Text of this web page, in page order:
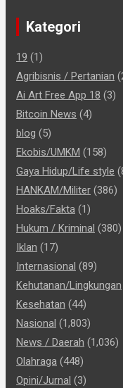
Kategori
19 (1)
Agribisnis / Pertanian
Ai Art Free App 18 (3)
Bitcoin News (4)
blog (5)
Ekobis/UMKM (158)
Gaya Hidup/Life style
HANKAM/Militer (386)
Hoaks/Fakta (1)
Hukum / Kriminal (380)
Iklan (17)
Internasional (89)
Kehutanan/Lingkungan
Kesehatan (44)
Nasional (1,803)
News / Daerah (1,036)
Olahraga (448)
Opini/Jurnal (3)